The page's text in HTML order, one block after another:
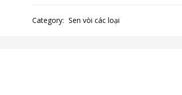
Category: Sen vòi các loại